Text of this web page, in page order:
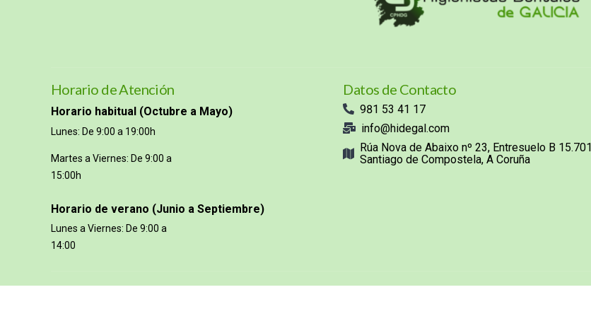
Horario de Atención
Horario habitual (Octubre a Mayo)
Lunes: De 9:00 a 19:00h
Martes a Viernes: De 9:00 a
15:00h
Horario de verano (Junio a Septiembre)
Lunes a Viernes: De 9:00 a
14:00
Datos de Contacto
981 53 41 17
info@hidegal.com
Rúa Nova de Abaixo nº 23, Entresuelo B 15.701
Santiago de Compostela, A Coruña